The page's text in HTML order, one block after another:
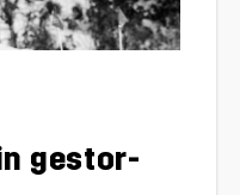
ge­stor­